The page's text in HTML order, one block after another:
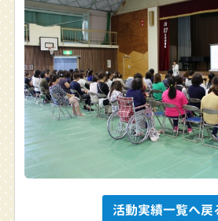
活動実績一覧へ戻